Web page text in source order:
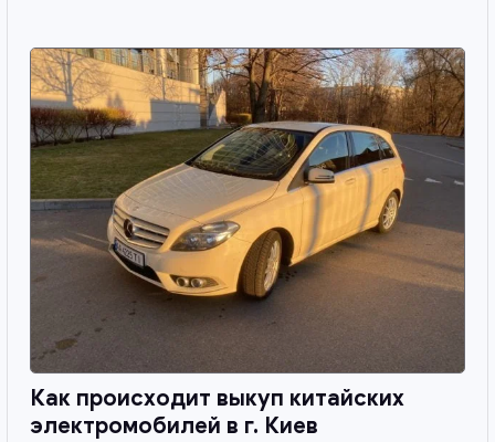
Как происходит выкуп китайских
электромобилей в г. Киев